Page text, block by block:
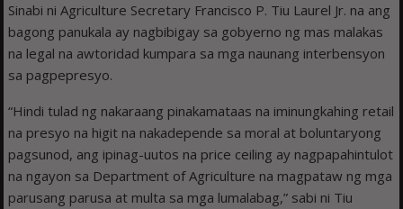
Sinabi ni Agriculture Secretary Francisco P. Tiu Laurel Jr. na ang
bagong panukala ay nagbibigay sa gobyerno ng mas malakas
na legal na awtoridad kumpara sa mga naunang interbensyon
sa pagpepresyo.
“Hindi tulad ng nakaraang pinakamataas na iminungkahing retail
na presyo na higit na nakadepende sa moral at boluntaryong
pagsunod, ang ipinag-uutos na price ceiling ay nagpapahintulot
na ngayon sa Department of Agriculture na magpataw ng mga
parusang parusa at multa sa mga lumalabag,” sabi ni Tiu